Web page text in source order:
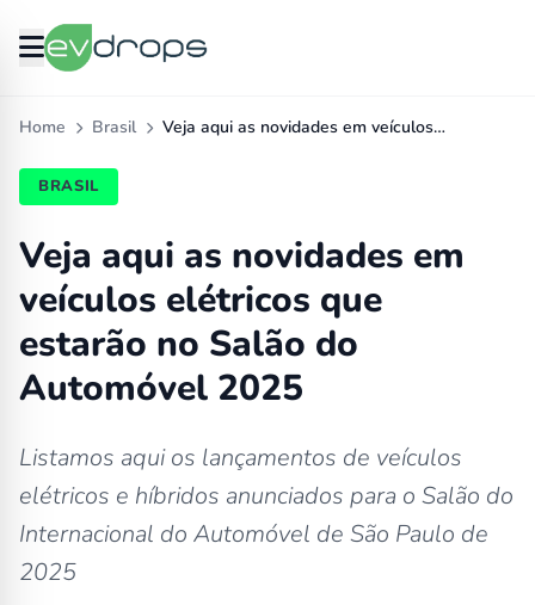
Home Brasil Veja aqui as novidades em veículos…
BRASIL
Veja aqui as novidades em
veículos elétricos que
estarão no Salão do
Automóvel 2025
Listamos aqui os lançamentos de veículos
elétricos e híbridos anunciados para o Salão do
Internacional do Automóvel de São Paulo de
2025